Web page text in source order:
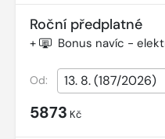
Roční předplatné
+ Bonus navíc -
Od:
5873 Kč